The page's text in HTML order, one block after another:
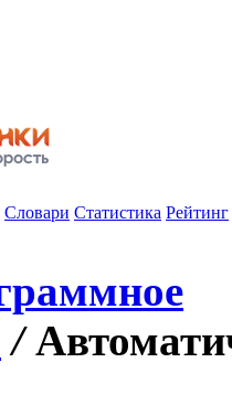
Словари Статистика Рейтинг
/